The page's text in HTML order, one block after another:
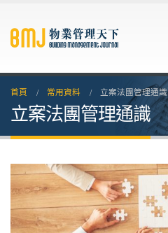
首頁 常用資料 立案法團管理通識
立案法團管理通識